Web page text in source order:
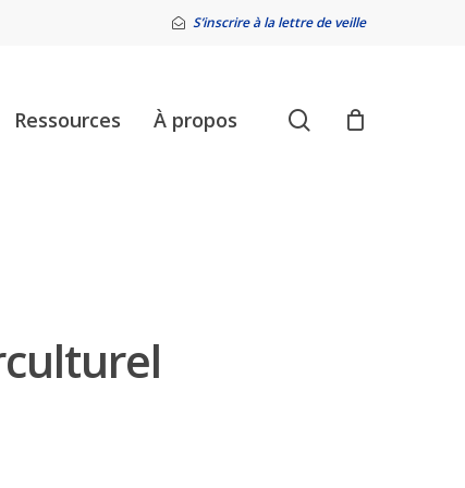
S’inscrire à la lettre de veille
Ressources À propos search